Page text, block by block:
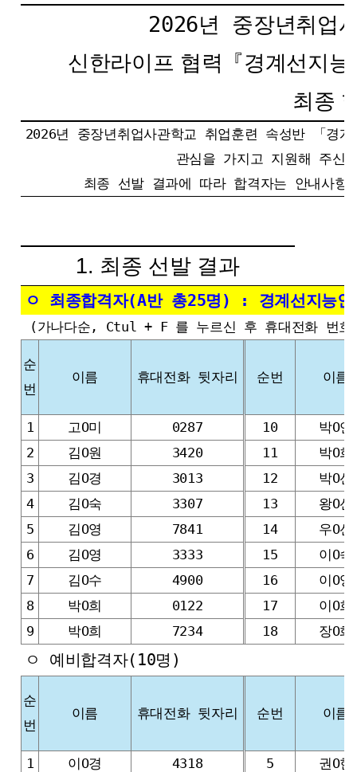
2026년 중장년취업
신한라이프 협력『경계선지
최종
2026년 중장년취업사관학교 취업훈련 속성반 「경
관심을 가지고 지원해 주신
최종 선발 결과에 따라 합격자는 안내사항
1. 최종 선발 결과
ㅇ 최종합격자(A반 총25명) : 경계선지능
(가나다순, Ctul + F 를 누르신 후 휴대전화 번호
순
번
이름 휴대전화 뒷자리 순번 이름
1 고O미 0287 10
박O연
2
김O원 3420 11
박O희
3
김O경 3013 12
박O선
4
김O숙 3307 13
왕O선
5
김O영 7841 14
우O선
6
김O영 3333 15
이O숙
7
김O수 4900 16
이O영
8
박O희 0122 17
이O희
9
박O희 7234 18 장O화
ㅇ 예비합격자(10명)
순
번
이름 휴대전화 뒷자리 순번 이름
1 이O경 4318 5
권O현